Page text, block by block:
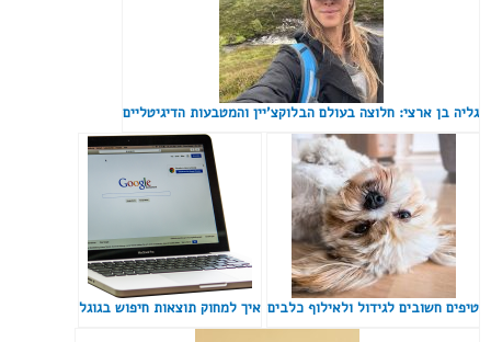
גליה בן ארצי: חלוצה בעולם הבלוקצ'יין והמטבעות הדיגיטליים
טיפים חשובים לגידול ולאילוף כלבים איך למחוק תוצאות חיפוש בגוגל